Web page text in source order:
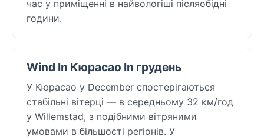
час у приміщенні в найвологіші післяобідні
години.
Wind In Кюрасао In грудень
У Кюрасао у December спостерігаються
стабільні вітерці — в середньому 32 км/год
у Willemstad, з подібними вітряними
умовами в більшості регіонів. У